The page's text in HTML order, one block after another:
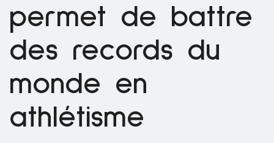
permet de battre
des records du
monde en
athlétisme